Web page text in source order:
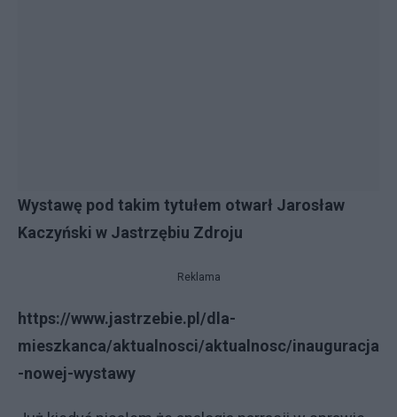
Wystawę pod takim tytułem otwarł Jarosław
Kaczyński w Jastrzębiu Zdroju
Reklama
https://www.jastrzebie.pl/dla-
mieszkanca/aktualnosci/aktualnosc/inauguracja
-nowej-wystawy